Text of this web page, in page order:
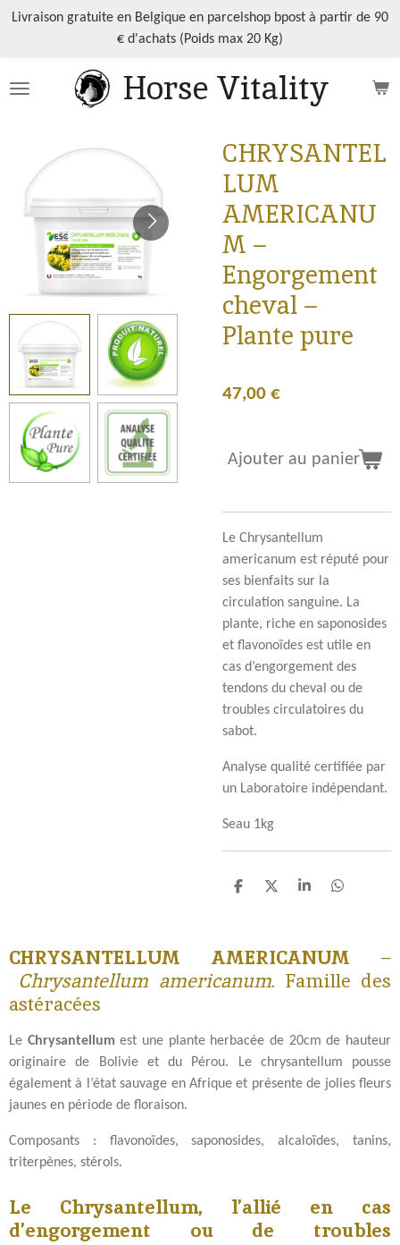
Passer
principal
Horse Vitality
Livraison gratuite en Belgique en parcelshop bpost à partir de 90
€ d'achats (Poids max 20 Kg)
CHRYSANTEL
LUM
AMERICANU
M –
Engorgement
cheval –
Plante pure
47,00 €
Ajouter au panier
Le Chrysantellum
americanum est réputé pour
ses bienfaits sur la
circulation sanguine. La
plante, riche en saponosides
et flavonoïdes est utile en
cas d’engorgement des
tendons du cheval ou de
troubles circulatoires du
sabot.
Analyse qualité certifiée par
un Laboratoire indépendant.
Seau 1kg
P
a
g
e
P
a
g
e
P
a
g
e
P
a
g
e
CHRYSANTELLUM AMERICANUM
–
Chrysantellum americanum. Famille des
astéracées
Le Chrysantellum est une plante herbacée de 20cm de hauteur
originaire de Bolivie et du Pérou. Le chrysantellum pousse
également à l’état sauvage en Afrique et présente de jolies fleurs
jaunes en période de floraison.
Composants : flavonoïdes, saponosides, alcaloïdes, tanins,
triterpènes, stérols.
Le Chrysantellum, l’allié en cas
d’engorgement ou de troubles